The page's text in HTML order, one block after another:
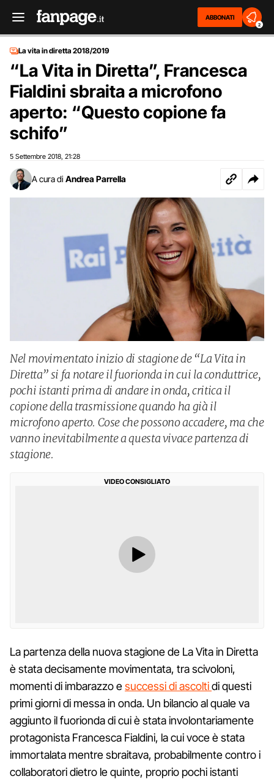
ABBONATI
2
La vita in diretta 2018/2019
“La Vita in Diretta”, Francesca
Fialdini sbraita a microfono
aperto: “Questo copione fa
schifo”
5 Settembre 2018 21:28
A cura di Andrea Parrella
Nel movimentato inizio di stagione de “La Vita in
Diretta” si fa notare il fuorionda in cui la conduttrice,
pochi istanti prima di andare in onda, critica il
copione della trasmissione quando ha già il
microfono aperto. Cose che possono accadere, ma che
vanno inevitabilmente a questa vivace partenza di
stagione.
VIDEO CONSIGLIATO
La partenza della nuova stagione de La Vita in Diretta
è stata decisamente movimentata, tra scivoloni,
momenti di imbarazzo esuccessi di ascoltidi questi
primi giorni di messa in onda. Un bilancio al quale va
aggiunto il fuorionda di cui è stata involontariamente
protagonista Francesca Fialdini, la cui voce è stata
immortalata mentre sbraitava, probabilmente contro i
collaboratori dietro le quinte, proprio pochi istanti